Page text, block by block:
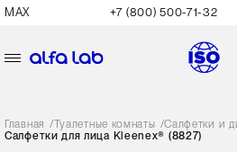
MAX +7 (800) 500-71-32
Главная /Туалетные комнаты /Салфетки и
Салфетки для лица Kleenex® (8827)